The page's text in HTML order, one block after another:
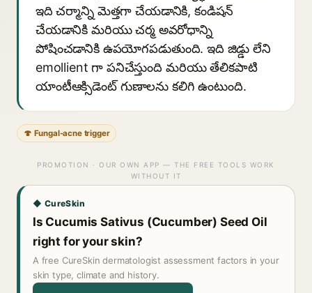
ఇది చర్మాన్ని మెత్తగా చేయడానికి, కండిషన్
చేయడానికి మరియు చర్మ అవరోధాన్ని
పోషించడానికి ఉపయోగపడుతుంది. ఇది జిడ్డు లేని
emollient గా పనిచేస్తుంది మరియు తేలికపాటి
యాంటీఆక్సిడెంట్ గుణాలను కలిగి ఉంటుంది.
🍄 Fungal-acne trigger
PROMOTION · OUR OWN APP — THE FREE TOOLS WORK
WITHOUT IT
◆ CureSkin
Is Cucumis Sativus (Cucumber) Seed Oil
right for your skin?
A free CureSkin dermatologist assessment factors in your
skin type, climate and history.